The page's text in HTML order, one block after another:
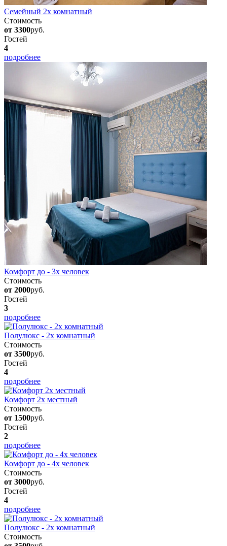
Семейный 2х комнатный
Стоимость
от 3300руб.
Гостей
4
подробнее
Комфорт до - 3х человек
Стоимость
от 2000руб.
Гостей
3
подробнее
Полулюкс - 2х комнатный
Стоимость
от 3500руб.
Гостей
4
подробнее
Комфорт 2х местный
Стоимость
от 1500руб.
Гостей
2
подробнее
Комфорт до - 4х человек
Стоимость
от 3000руб.
Гостей
4
подробнее
Полулюкс - 2х комнатный
Стоимость